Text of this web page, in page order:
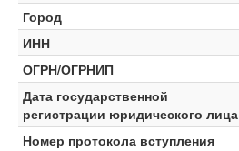
Город
ИНН
ОГРН/ОГРНИП
Дата государственной
регистрации юридического лица
Номер протокола вступления